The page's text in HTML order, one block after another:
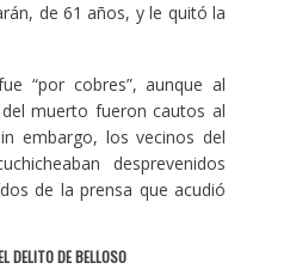
de 61 años, y le quitó la
“por cobres”, aunque al
muerto fueron cautos al
embargo, los vecinos del
desprevenidos
de la prensa que acudió
DELITO DE BELLOSO